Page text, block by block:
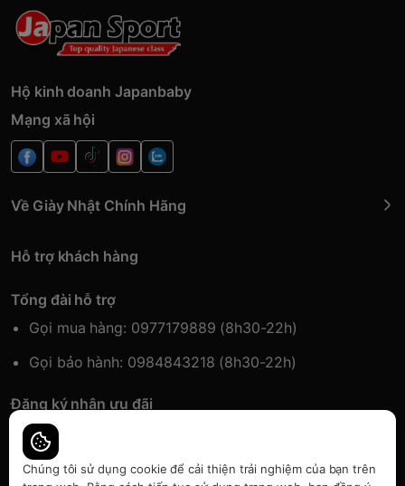
Hộ kinh doanh Japanbaby
Mạng xã hội
Về Giày Nhật Chính Hãng
Hỗ trợ khách hàng
Tổng đài hỗ trợ
Gọi mua hàng: 0977179889 (8h30-22h)
Gọi bảo hành: 0984843218 (8h30-22h)
Đăng ký nhận ưu đãi
Đăng kí để nhận thông tin ưu đãi sớm nhất.
Chúng tôi sử dụng cookie để cải thiện trải nghiệm của bạn trên